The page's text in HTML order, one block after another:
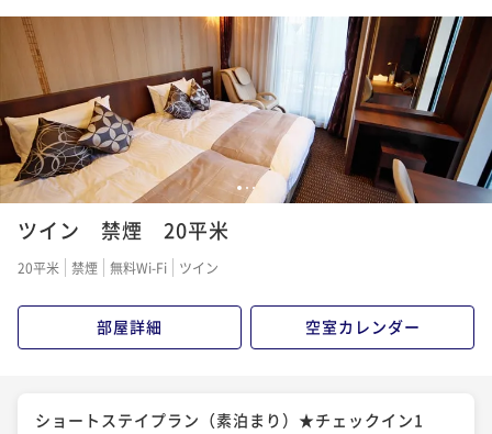
素泊まり 事前決済可
IN 14:00 - 26:00 OUT11:00
ポイント即利用で
最大5％OFF
¥40,000~
2名 ¥ 38,000 ~
事前決済可
IN 14:00 - 24:00 OUT11:00
ポイント即利用で
最大5％OFF
¥25,200~
2名 ¥ 23,940 ~
◇17時チェックイン朝食付き（10時チェックアウト）
ショートステイプラン◇
¥27,900~
2名 ¥ 27,342 ~
シンプルステイ 自慢の朝食付 高崎駅東口徒歩3分！
1 2 3
ツイン 禁煙 20平米
20平米 禁煙 無料Wi-Fi ツイン
部屋詳細 空室カレンダー
ショートステイプラン（素泊まり）★チェックイン1